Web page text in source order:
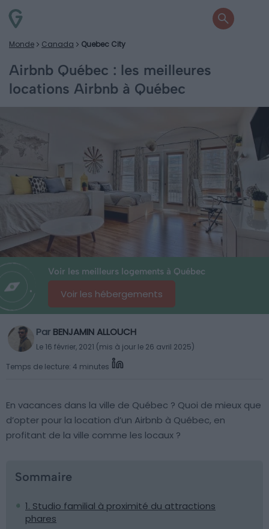
Monde Canada Quebec City
Airbnb Québec : les meilleures
locations Airbnb à Québec
Voir les meilleurs logements à Québec
Voir les hébergements
Par BENJAMIN ALLOUCH
Le 16 février, 2021 (mis à jour le 26 avril 2025)
Temps de lecture: 4 minutes
En vacances dans la ville de Québec ? Quoi de mieux que
d’opter pour la location d’un Airbnb à Québec, en
profitant de la ville comme les locaux ?
Sommaire
1. Studio familial à proximité du attractions
phares